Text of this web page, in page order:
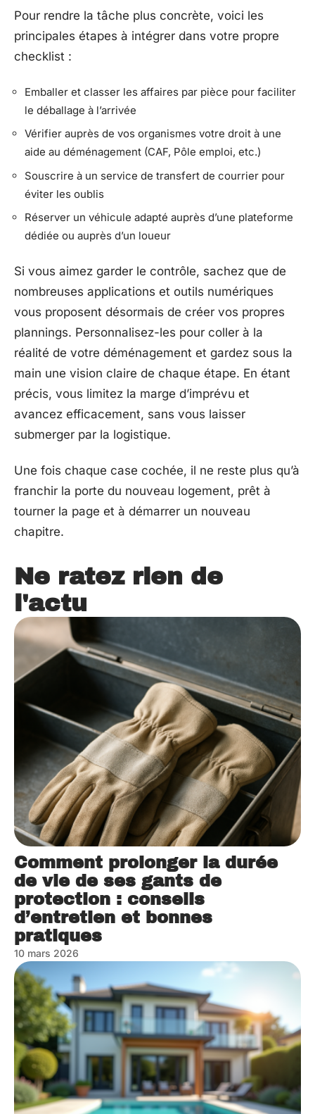
Pour rendre la tâche plus concrète, voici les
principales étapes à intégrer dans votre propre
checklist :
Emballer et classer les affaires par pièce pour faciliter
le déballage à l’arrivée
Vérifier auprès de vos organismes votre droit à une
aide au déménagement (CAF, Pôle emploi, etc.)
Souscrire à un service de transfert de courrier pour
éviter les oublis
Réserver un véhicule adapté auprès d’une plateforme
dédiée ou auprès d’un loueur
Si vous aimez garder le contrôle, sachez que de
nombreuses applications et outils numériques
vous proposent désormais de créer vos propres
plannings. Personnalisez-les pour coller à la
réalité de votre déménagement et gardez sous la
main une vision claire de chaque étape. En étant
précis, vous limitez la marge d’imprévu et
avancez efficacement, sans vous laisser
submerger par la logistique.
Une fois chaque case cochée, il ne reste plus qu’à
franchir la porte du nouveau logement, prêt à
tourner la page et à démarrer un nouveau
chapitre.
Ne ratez rien de
l'actu
Comment prolonger la durée
de vie de ses gants de
protection : conseils
d’entretien et bonnes
pratiques
10 mars 2026